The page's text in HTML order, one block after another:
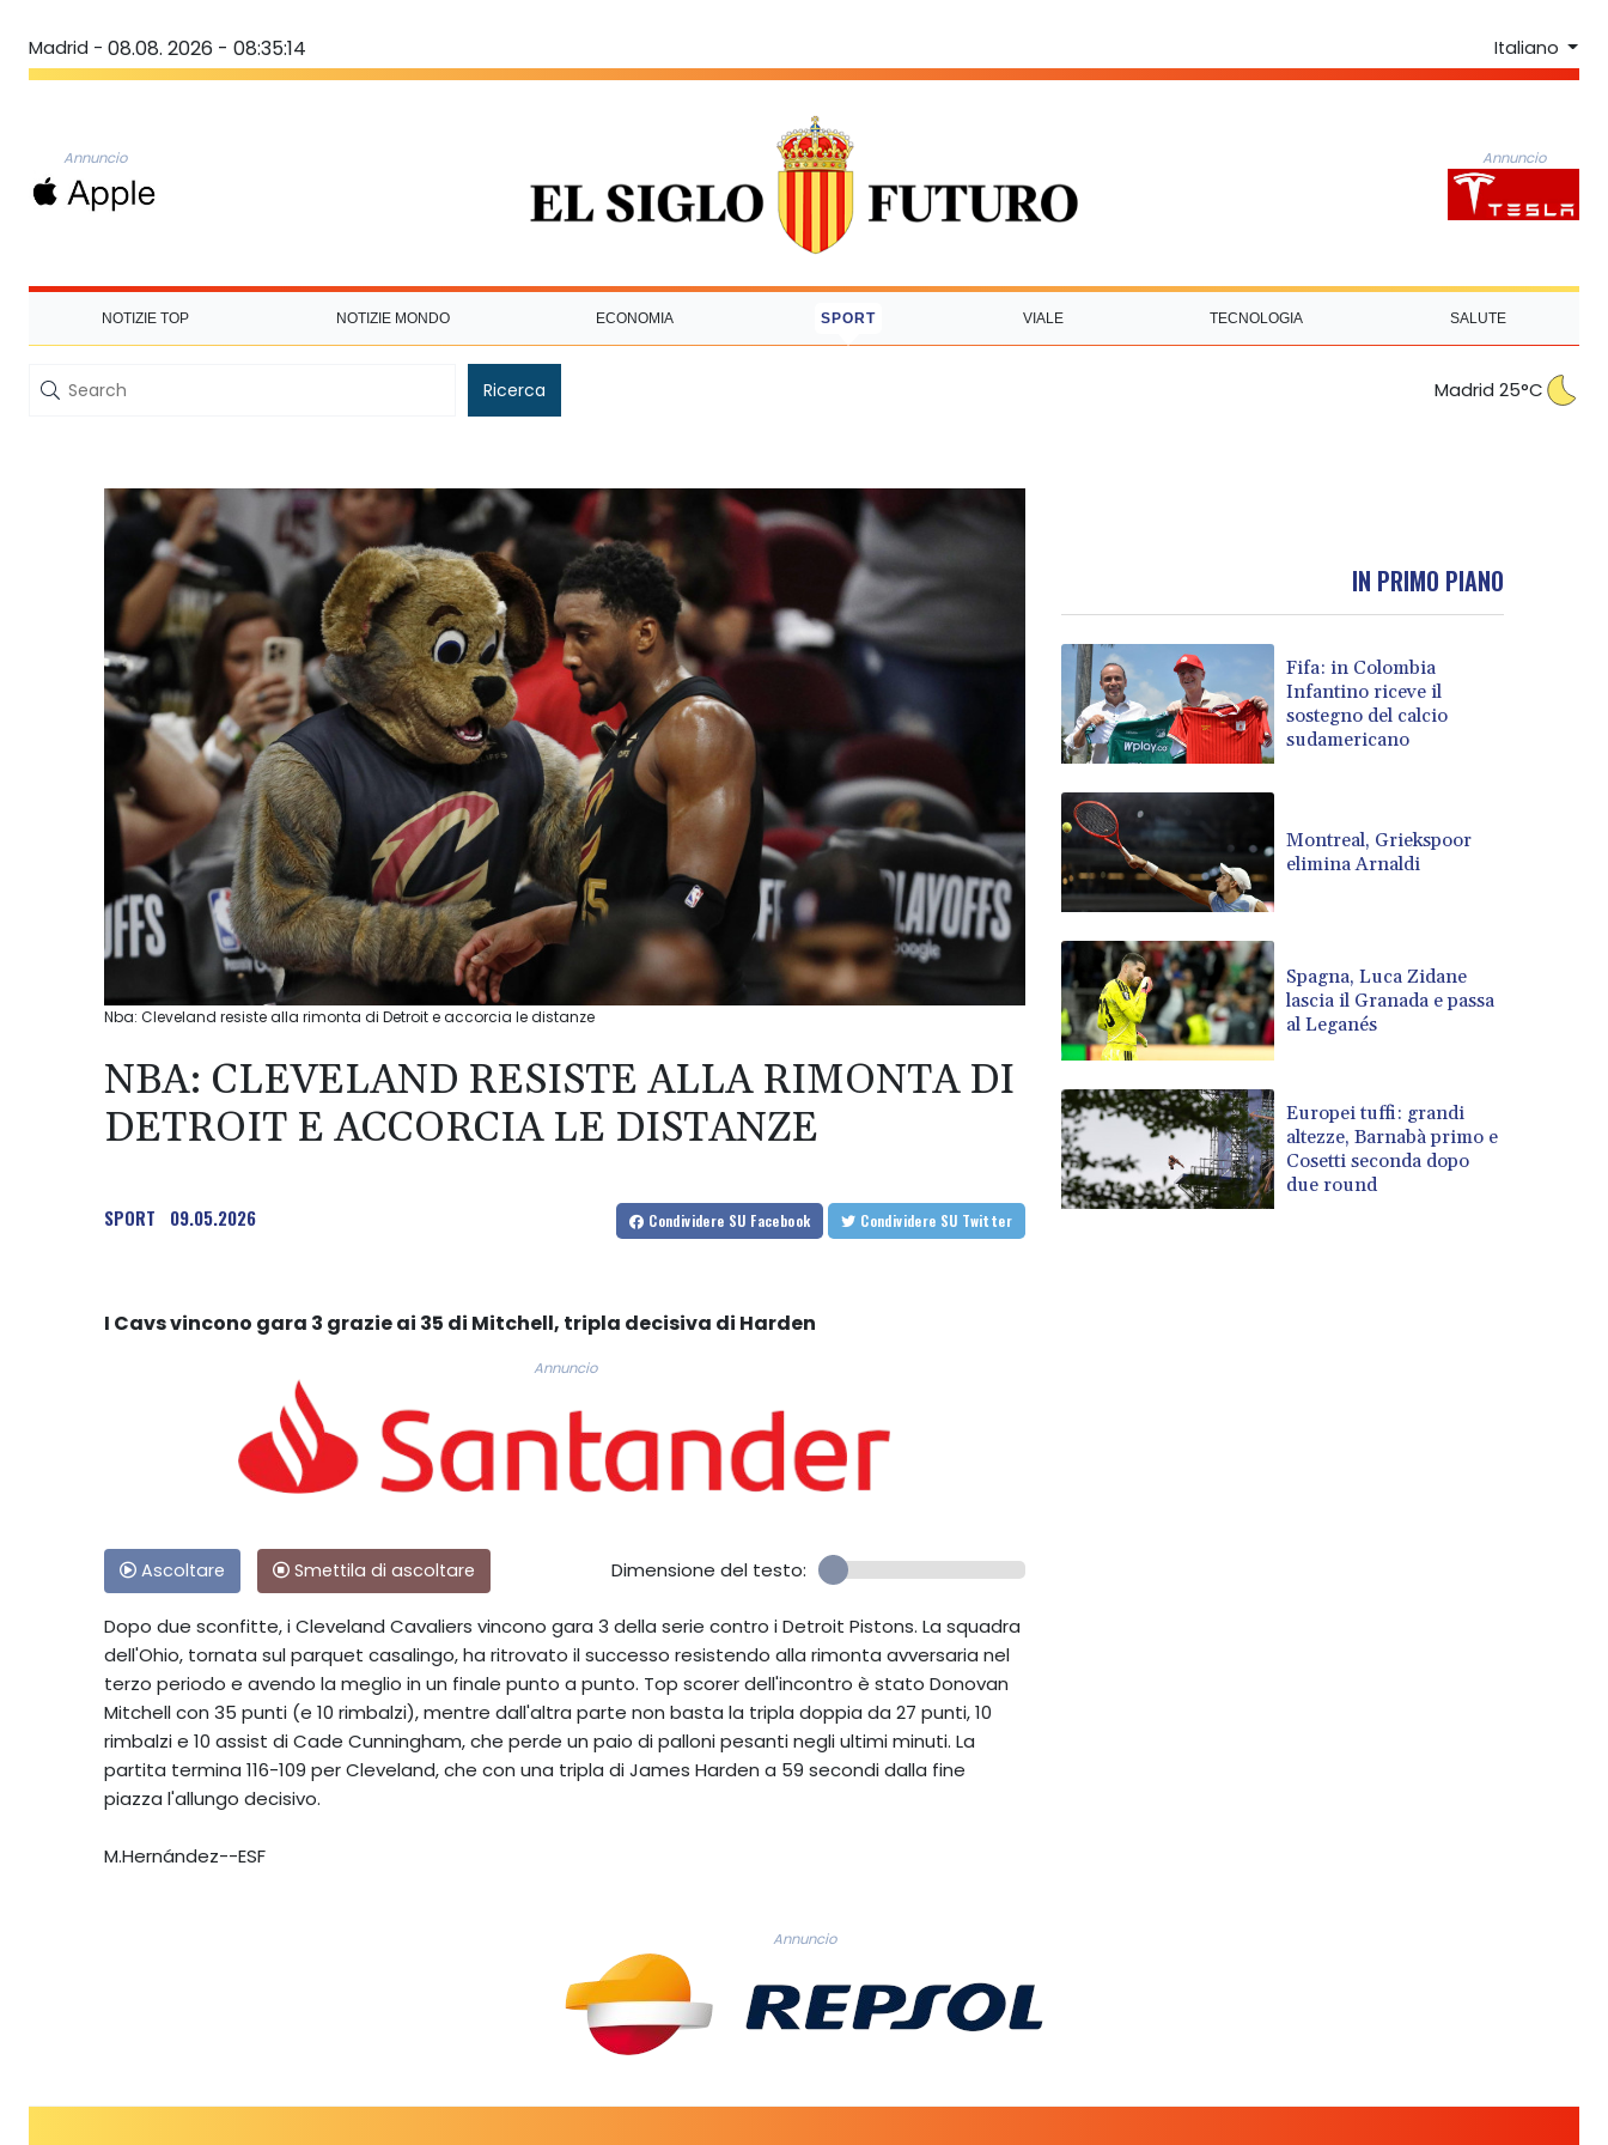
Madrid - 08.08. 2026 - 08:35:14 Italiano
Annuncio Annuncio
NOTIZIE TOP NOTIZIE MONDO ECONOMIA SPORT VIALE TECNOLOGIA SALUTE
Ricerca Madrid 25°C
Nba: Cleveland resiste alla rimonta di Detroit e accorcia le distanze
NBA: CLEVELAND RESISTE ALLA RIMONTA DI
DETROIT E ACCORCIA LE DISTANZE
SPORT 09.05.2026 Condividere SU Facebook Condividere SU Twitter
I Cavs vincono gara 3 grazie ai 35 di Mitchell, tripla decisiva di Harden
Annuncio
Ascoltare Smettila di ascoltare Dimensione del testo:
Dopo due sconfitte, i Cleveland Cavaliers vincono gara 3 della serie contro i Detroit Pistons. La squadra
dell'Ohio, tornata sul parquet casalingo, ha ritrovato il successo resistendo alla rimonta avversaria nel
terzo periodo e avendo la meglio in un finale punto a punto. Top scorer dell'incontro è stato Donovan
Mitchell con 35 punti (e 10 rimbalzi), mentre dall'altra parte non basta la tripla doppia da 27 punti, 10
rimbalzi e 10 assist di Cade Cunningham, che perde un paio di palloni pesanti negli ultimi minuti. La
partita termina 116-109 per Cleveland, che con una tripla di James Harden a 59 secondi dalla fine
piazza l'allungo decisivo.
M.Hernández--ESF
IN PRIMO PIANO
Fifa: in Colombia
Infantino riceve il
sostegno del calcio
sudamericano
Montreal, Griekspoor
elimina Arnaldi
Spagna, Luca Zidane
lascia il Granada e passa
al Leganés
Europei tuffi: grandi
altezze, Barnabà primo e
Cosetti seconda dopo
due round
Annuncio